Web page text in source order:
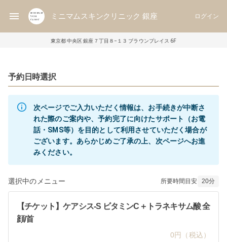
ミニマムスキンクリニック 銀座 ログイン
東京都 中央区 銀座７丁目８−１３ ブラウンプレイス 6F
予約日時選択
次ページでご入力いただく情報は、お手続きが中断さ
れた際のご案内や、予約完了に向けたサポート（お電
話・SMS等）を目的として利用させていただく場合が
ございます。あらかじめご了承の上、次ページへお進
みください。
選択中のメニュー 所要時間目安 20分
【チケット】ケアシス-S ビタミンC＋トラネキサム酸 全
顔/首
0円（税込）